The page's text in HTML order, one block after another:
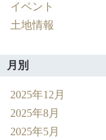
イベント
土地情報
月別
2025年12月
2025年8月
2025年5月